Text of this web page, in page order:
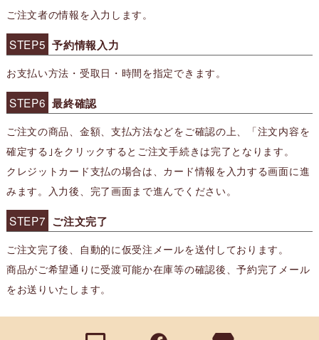
ご注文者の情報を入力します。
STEP5 予約情報入力
お支払い方法・受取日・時間を指定できます。
STEP6 最終確認
ご注文の商品、金額、支払方法などをご確認の上、「注文内容を
確定する｣をクリックするとご注文手続きは完了となります。
クレジットカード支払の場合は、カード情報を入力する画面に進
みます。入力後、完了画面まで進んでください。
STEP7 ご注文完了
ご注文完了後、自動的に仮受注メールを送付しております。
商品がご希望通りに受渡可能か在庫等の確認後、予約完了メール
をお送りいたします。